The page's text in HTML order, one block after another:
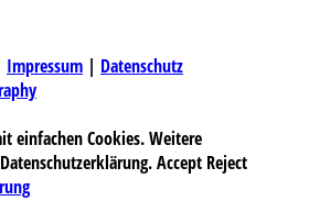
Impressum | Datenschutz
einfachen Cookies. Weitere
Accept Reject